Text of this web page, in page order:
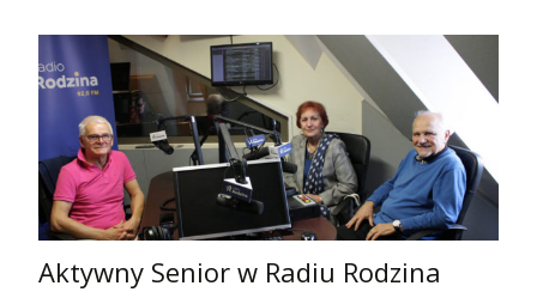
Aktywny Senior w Radiu Rodzina